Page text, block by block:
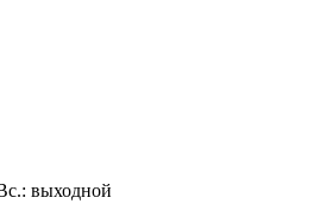
выходной